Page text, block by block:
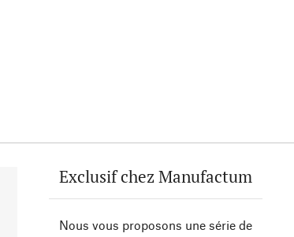
Exclusif chez Manufactum
Nous vous proposons une série de